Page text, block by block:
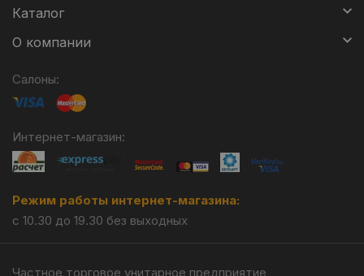
Каталог
О компании
Салоны:
Интернет-магазин:
Режим работы интернет-магазина:
с 10.30 до 19.30 без выходных
Частное торговое унитарное предприятие